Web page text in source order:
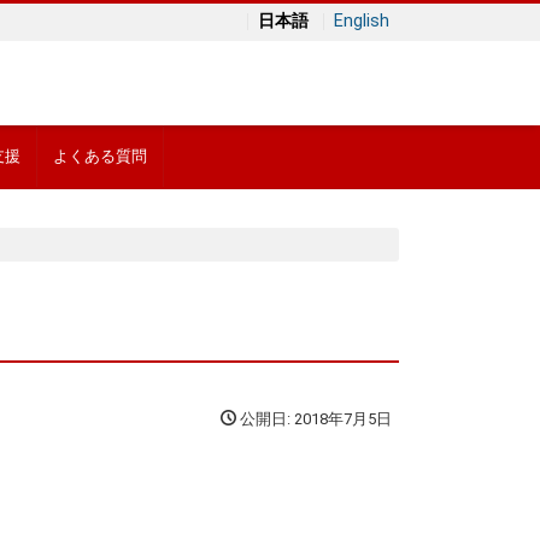
日本語 English
援 よくある質問
公開日: 2018年7月5日